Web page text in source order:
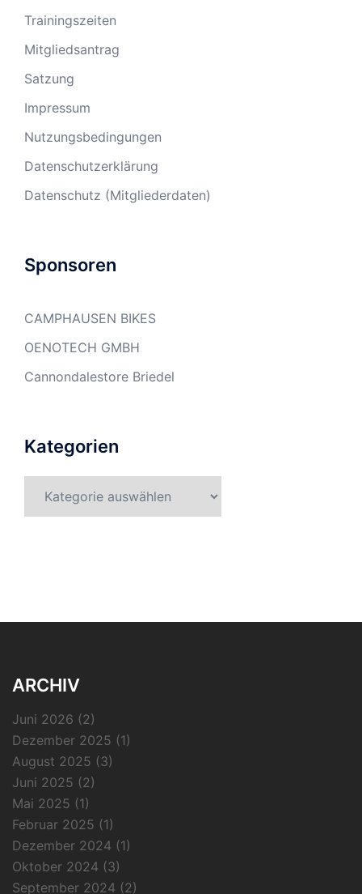
Trainingszeiten
Mitgliedsantrag
Satzung
Impressum
Nutzungsbedingungen
Datenschutzerklärung
Datenschutz (Mitgliederdaten)
Sponsoren
CAMPHAUSEN BIKES
OENOTECH GMBH
Cannondalestore Briedel
Kategorien
ARCHIV
Juni 2026 (2)
Dezember 2025 (1)
August 2025 (3)
Juni 2025 (2)
Mai 2025 (1)
Februar 2025 (1)
Dezember 2024 (1)
Oktober 2024 (3)
September 2024 (2)